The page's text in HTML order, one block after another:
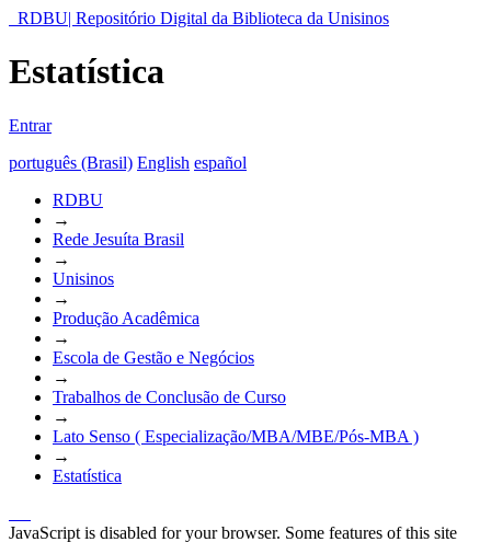
RDBU| Repositório Digital da Biblioteca da Unisinos
Estatística
Entrar
português (Brasil) English español
RDBU
→
Rede Jesuíta Brasil
→
Unisinos
→
Produção Acadêmica
→
Escola de Gestão e Negócios
→
Trabalhos de Conclusão de Curso
→
Lato Senso ( Especialização/MBA/MBE/Pós-MBA )
→
Estatística
JavaScript is disabled for your browser. Some features of this site